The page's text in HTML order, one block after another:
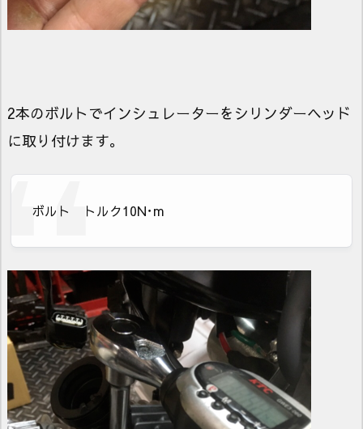
2本のボルトでインシュレーターをシリンダーヘッド
に取り付けます。
ボルト トルク10N･m